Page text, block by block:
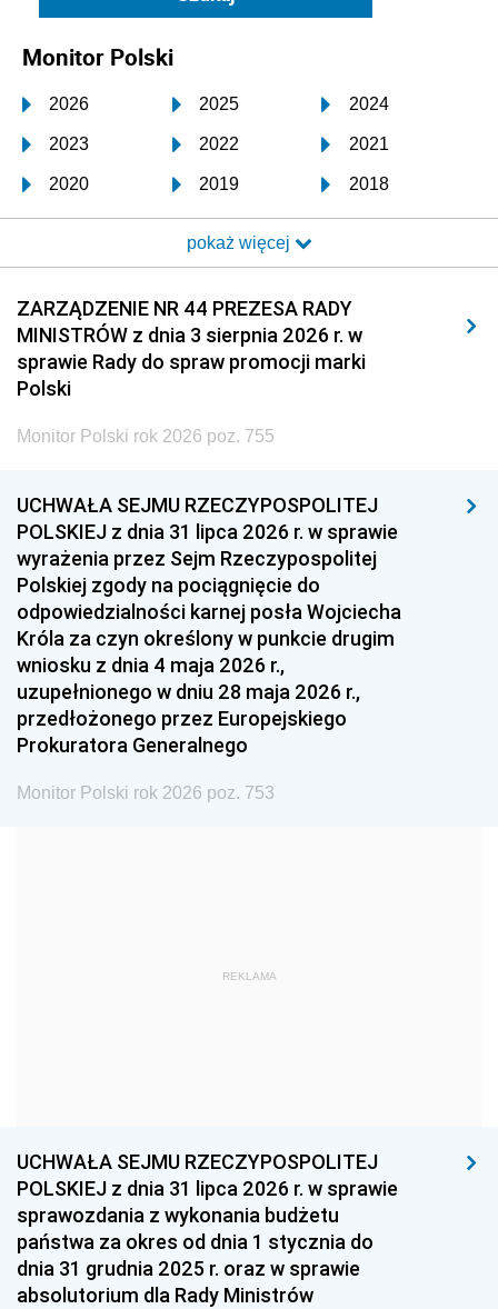
Monitor Polski
2026 2025 2024
2023 2022 2021
2020 2019 2018
2017 2016 2015
2014 2013 2012
2011 2010 2009
2008 2007 2006
2005
1996 1995 1994
1993 1992 1991
1990 1989
1987 1986 1985
1984 1983
1981 1980 1979
1978 1977
1975 1974
1959
1939 1938 1937
1936 1930
pokaż więcej
ZARZĄDZENIE NR 44 PREZESA RADY
MINISTRÓW z dnia 3 sierpnia 2026 r. w
sprawie Rady do spraw promocji marki
Polski
Monitor Polski rok 2026 poz. 755
UCHWAŁA SEJMU RZECZYPOSPOLITEJ
POLSKIEJ z dnia 31 lipca 2026 r. w sprawie
wyrażenia przez Sejm Rzeczypospolitej
Polskiej zgody na pociągnięcie do
odpowiedzialności karnej posła Wojciecha
Króla za czyn określony w punkcie drugim
wniosku z dnia 4 maja 2026 r.,
uzupełnionego w dniu 28 maja 2026 r.,
przedłożonego przez Europejskiego
Prokuratora Generalnego
Monitor Polski rok 2026 poz. 753
REKLAMA
UCHWAŁA SEJMU RZECZYPOSPOLITEJ
POLSKIEJ z dnia 31 lipca 2026 r. w sprawie
sprawozdania z wykonania budżetu
państwa za okres od dnia 1 stycznia do
dnia 31 grudnia 2025 r. oraz w sprawie
absolutorium dla Rady Ministrów